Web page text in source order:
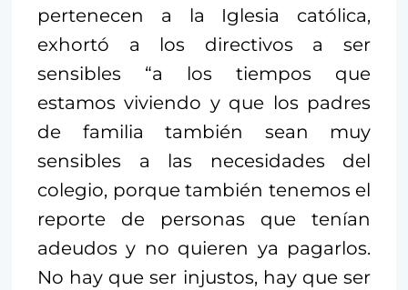
pertenecen a la Iglesia católica,
exhortó a los directivos a ser
sensibles “a los tiempos que
estamos viviendo y que los padres
de familia también sean muy
sensibles a las necesidades del
colegio, porque también tenemos el
reporte de personas que tenían
adeudos y no quieren ya pagarlos.
No hay que ser injustos, hay que ser